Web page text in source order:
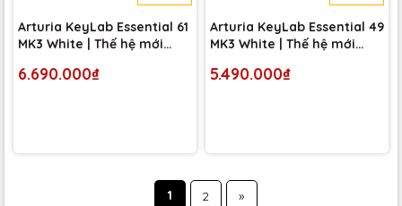
Arturia KeyLab Essential 61
MK3 White | Thế hệ mới
6.690.000₫
Arturia KeyLab Essential 49
MK3 White | Thế hệ mới
5.490.000₫
1 2 »